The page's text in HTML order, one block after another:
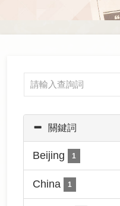
關鍵詞
Beijing 1
China 1